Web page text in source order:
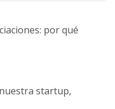
por qué
startup,